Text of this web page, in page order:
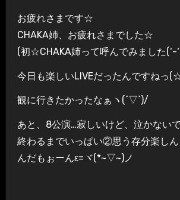
お疲れさまです☆
CHAKA姉、お疲れさまでした☆
(初☆CHAKA姉って呼んでみました(‘-
今日も楽しいLIVEだったんですねっ
観に行きたかったなぁヽ(´▽`)/
あと、8公演…寂しいけど、泣かない
終わるまでいっぱい②思う存分楽しん
んだもぉーんε=ヾ(*~▽~)ノ